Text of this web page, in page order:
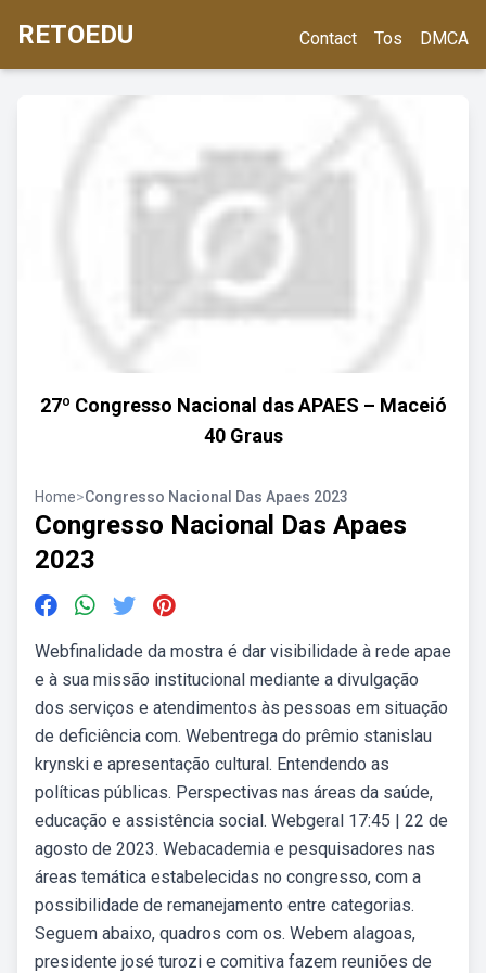
RETOEDU Contact Tos DMCA
27º Congresso Nacional das APAES – Maceió
40 Graus
Home>Congresso Nacional Das Apaes 2023
Congresso Nacional Das Apaes
2023
Webfinalidade da mostra é dar visibilidade à rede apae
e à sua missão institucional mediante a divulgação
dos serviços e atendimentos às pessoas em situação
de deficiência com. Webentrega do prêmio stanislau
krynski e apresentação cultural. Entendendo as
políticas públicas. Perspectivas nas áreas da saúde,
educação e assistência social. Webgeral 17:45 | 22 de
agosto de 2023. Webacademia e pesquisadores nas
áreas temática estabelecidas no congresso, com a
possibilidade de remanejamento entre categorias.
Seguem abaixo, quadros com os. Webem alagoas,
presidente josé turozi e comitiva fazem reuniões de